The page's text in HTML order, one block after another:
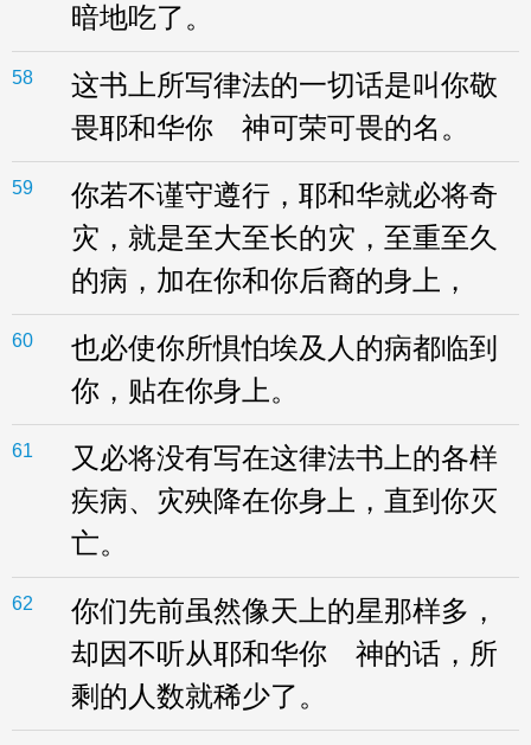
暗地吃了。
58
这书上所写律法的一切话是叫你敬
畏耶和华你 神可荣可畏的名。
59
你若不谨守遵行，耶和华就必将奇
灾，就是至大至长的灾，至重至久
的病，加在你和你后裔的身上，
60
也必使你所惧怕埃及人的病都临到
你，贴在你身上。
61
又必将没有写在这律法书上的各样
疾病、灾殃降在你身上，直到你灭
亡。
62
你们先前虽然像天上的星那样多，
却因不听从耶和华你 神的话，所
剩的人数就稀少了。